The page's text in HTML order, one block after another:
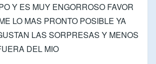
Y ES MUY ENGORROSO FAVOR
LO MAS PRONTO POSIBLE YA
LAS SORPRESAS Y MENOS
DEL MIO